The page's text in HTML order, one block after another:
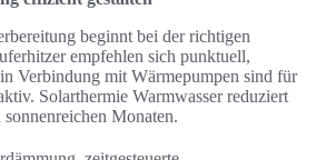
beginnt bei der richtigen
empfehlen sich punktuell,
Verbindung mit Wärmepumpen sind für
Solarthermie Warmwasser reduziert
Monaten.